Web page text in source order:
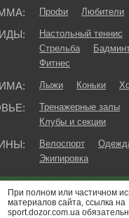
Профи Любители
Настольный теннис
Стрельба
Фитнес
Лыжи Коньки
Тренажерные залы
Клубы и секции
Велоспорт
Экипировка
При полном или частичном
материалов сайта, ссылка на
sport.dozor.com.ua